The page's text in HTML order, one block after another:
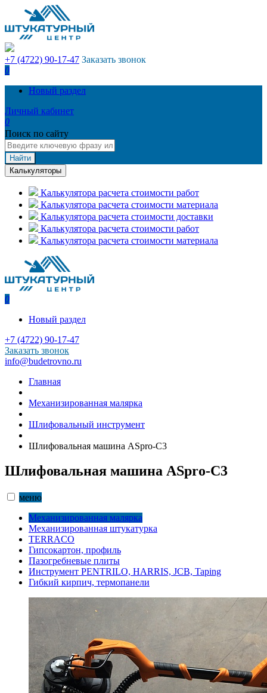
+7 (4722) 90-17-47 Заказать звонок
0
Новый раздел
Личный кабинет
0
Поиск по сайту
Найти
Калькуляторы
Калькулятора расчета стоимости работ
Калькулятора расчета стоимости материала
Калькулятора расчета стоимости доставки
Калькулятора расчета стоимости работ
Калькулятора расчета стоимости материала
0
Новый раздел
+7 (4722) 90-17-47
Заказать звонок
info@budetrovno.ru
Главная
Механизированная малярка
Шлифовальный инструмент
Шлифовальная машина ASpro-С3
Шлифовальная машина ASpro-С3
меню
Механизированная малярка
Механизированная штукатурка
TERRACO
Гипсокартон, профиль
Пазогребневые плиты
Инструмент PENTRILO, HARRIS, JCB, Taping
Гибкий кирпич, термопанели